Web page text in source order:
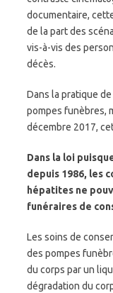
documentaire,
de la part des
vis-à-vis des
décès.
Dans la pratique
pompes funèbres,
décembre 2017,
Dans la loi
depuis 1986, les
hépatites ne
funéraires de
Les soins de
des pompes
du corps par un
dégradation du